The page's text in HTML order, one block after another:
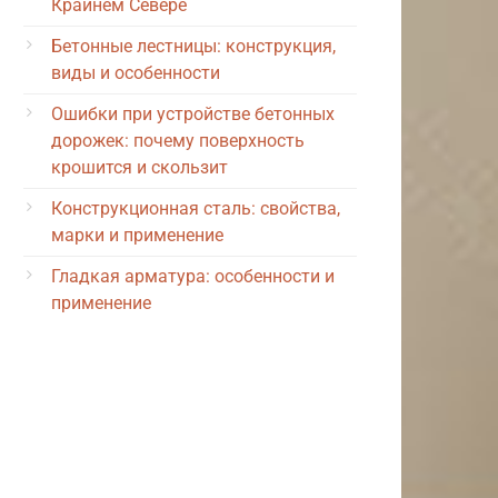
Крайнем Севере
Бетонные лестницы: конструкция,
виды и особенности
Ошибки при устройстве бетонных
дорожек: почему поверхность
крошится и скользит
Конструкционная сталь: свойства,
марки и применение
Гладкая арматура: особенности и
применение